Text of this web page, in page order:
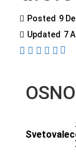
Posted 9
Updated 7
Svetovalec